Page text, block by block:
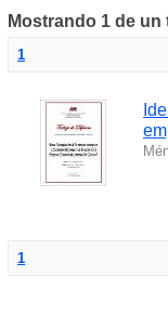
Mostrando 1 de
1
1